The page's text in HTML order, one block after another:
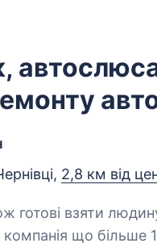
2,8 км від
готові взяти